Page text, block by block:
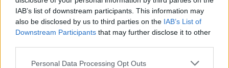
IAB’s list of downstream participants. This information may
also be disclosed by us to third parties on the IAB’s List of
Downstream Participants that may further disclose it to other
Personal Data Processing Opt Outs